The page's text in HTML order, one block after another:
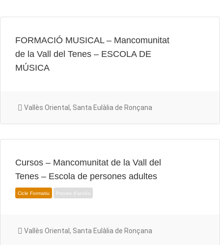
FORMACIÓ MUSICAL – Mancomunitat
de la Vall del Tenes – ESCOLA DE
MÚSICA
Vallès Oriental, Santa Eulàlia de Ronçana
Cursos – Mancomunitat de la Vall del
Tenes – Escola de persones adultes
Vallès Oriental, Santa Eulàlia de Ronçana